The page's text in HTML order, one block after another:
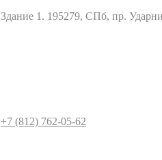
Здание 1. 195279, СПб, пр.
+7 (812) 762-05-62